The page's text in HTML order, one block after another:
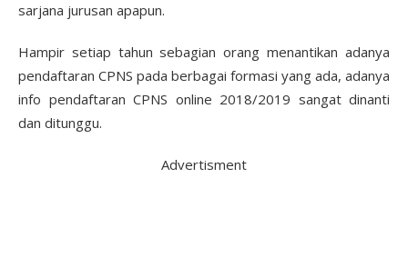
sarjana jurusan apapun.
Hampir setiap tahun sebagian orang menantikan adanya
pendaftaran CPNS pada berbagai formasi yang ada, adanya
info pendaftaran CPNS online 2018/2019 sangat dinanti
dan ditunggu.
Advertisment